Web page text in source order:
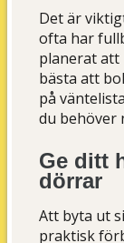
Det är
ofta har
planerat att
bästa att
på
du behöver
Ge ditt
dörrar
Att byta ut
praktisk